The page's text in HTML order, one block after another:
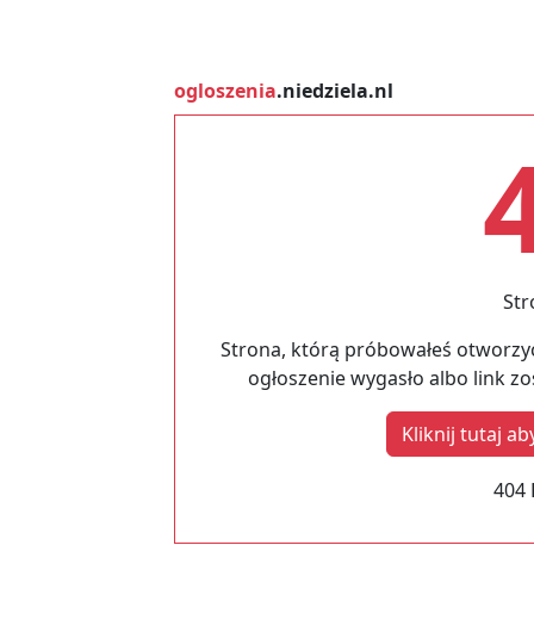
ogloszenia.niedziela.nl
Strona, którą próbowałeś
ogłoszenie wygasło albo link
Kliknij tutaj
404